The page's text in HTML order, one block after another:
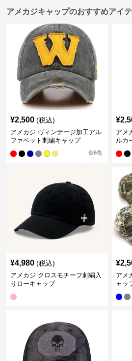
アメカジキャップのおすすめアイ
¥2,500 (税込)
アメカジ ヴィンテージ加工アル
ファベット刺繍キャップ
全6色
¥
アメ
ルカ
¥4,980 (税込)
アメカジ クロスモチーフ刺繍入
りローキャップ
¥
アメ
ャッ